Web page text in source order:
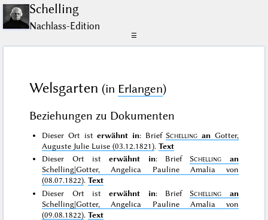
Schelling
Nachlass-Edition
☰
Welsgarten (in Erlangen)
Beziehungen zu Dokumenten
Dieser Ort isterwähnt in: Brief Schelling an Gotter,
Auguste Julie Luise (03.12.1821).Text
Dieser Ort isterwähnt in: BriefSchelling
an
Schelling|Gotter, Angelica Pauline Amalia von
(08.07.1822).Text
Dieser Ort isterwähnt in: Brief Schelling
an
Schelling|Gotter, Angelica Pauline Amalia von
(09.08.1822).Text